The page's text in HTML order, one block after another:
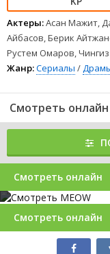
Актеры:Асан Мажит,
Айбасов, Берик
Рустем Омаров,
Жанр:Сериалы /
Смотреть онлайн
Смотреть онлайн
Смотреть онлайн